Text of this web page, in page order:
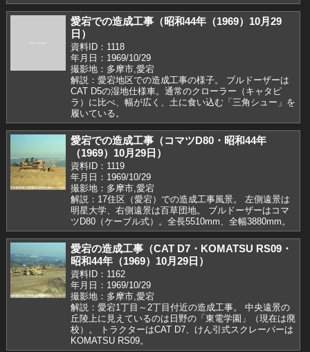
愛宕での造成工事（昭和44年（1969）10月29
日）
資料ID：1118
年月日：1969/10/29
撮影地：多摩市,愛宕
解説：愛宕地区での造成工事の様子。 ブルドーザーは
CAT D5の湿地仕様車。通常のクローラー（キャタピ
ラ）に比べ、幅が広く、土に食い込む「三角シュー」を
履いている。
愛宕での造成工事（コマツD80・昭和44年
（1969）10月29日）
資料ID：1119
年月日：1969/10/29
撮影地：多摩市,愛宕
解説：17住区（愛宕）での造成工事風景。 左側遠景は
明星大学、右側遠景は百草団地。 ブルドーザーはコマ
ツD80（ケーブル式）。全長5510mm、全幅3880mm。
愛宕の造成工事（CAT D7・KOMATSU RS09・
昭和44年（1969）10月29日）
資料ID：1162
年月日：1969/10/29
撮影地：多摩市,愛宕
解説：愛宕1丁目～2丁目付近の造成工事。 中央遠景の
丘陵上に見えているのは日野の「東電学園」（現在は廃
校）。 トラクターはCAT D7、けん引式スクレーパーは
KOMATSU RS09。